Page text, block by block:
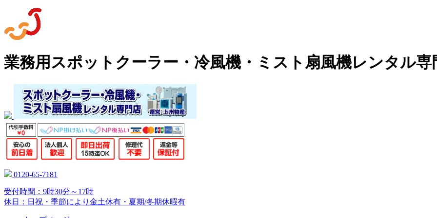
業務用スポットクーラー・冷風機・ミスト扇風機レンタル専
0120-65-7181
受付時間：9時30分～17時
休日：日祝・季節により金土休有・夏期/冬期休暇有